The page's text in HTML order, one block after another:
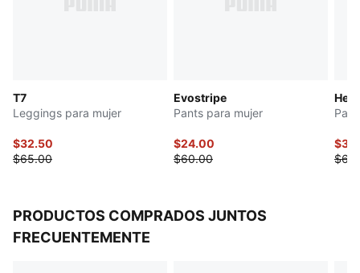
T7
Leggings para mujer
$32.50
$65.00
Evostripe
Pants para mujer
$24.00
$60.00
Her
PRODUCTOS COMPRADOS JUNTOS
FRECUENTEMENTE